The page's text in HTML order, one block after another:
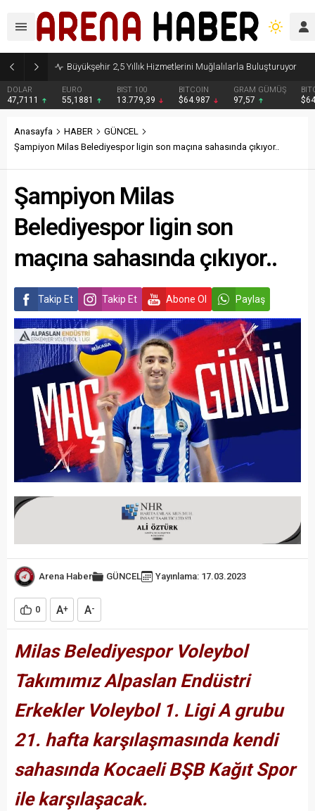
Büyükşehir 2,5 Yıllık Hizmetlerini Muğlalılarla Buluşturuyor
DOLAR
47,7111
EURO
55,1881
BIST 100
13.779,39
BITCOIN
$64.987
GRAM GÜMÜŞ
97,57
Anasayfa HABER
GÜNCEL
Şampiyon Milas Belediyespor ligin son maçına sahasında çıkıyor..
Şampiyon Milas
Belediyespor ligin son
maçına sahasında çıkıyor..
Takip Et Takip Et Abone Ol Paylaş
Arena Haber GÜNCEL Yayınlama: 17.03.2023
0 A+ A-
Milas Belediyespor Voleybol
Takımımız Alpaslan Endüstri
Erkekler Voleybol 1. Ligi A grubu
21. hafta karşılaşmasında kendi
sahasında Kocaeli BŞB Kağıt Spor
ile karşılaşacak.